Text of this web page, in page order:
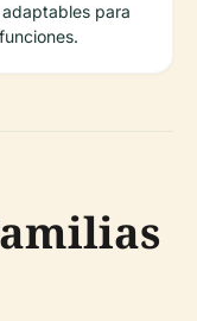
adaptables para